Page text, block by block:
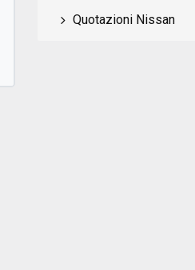
Quotazioni Nissan